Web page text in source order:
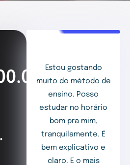
Estou gostando
muito do método de
ensino. Posso
estudar no horário
bom pra mim,
tranquilamente. É
bem explicativo e
claro. E o mais